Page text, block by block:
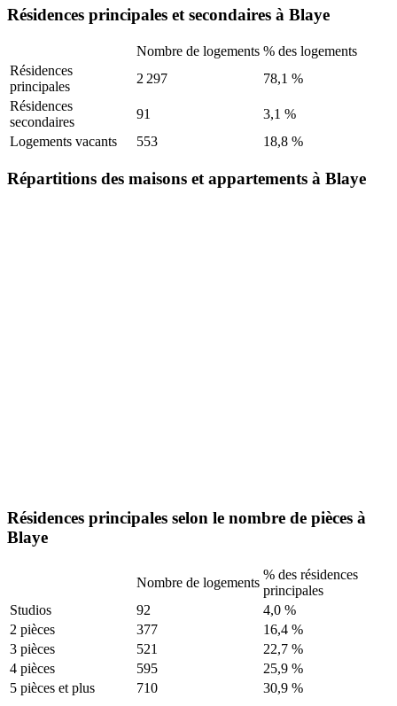
Résidences principales et secondaires à Blaye
Nombre de logements % des logements
Résidences
principales
2 297
78,1 %
Résidences
secondaires
91
3,1 %
Logements vacants
553 18,8 %
Répartitions des maisons et appartements à Blaye
Résidences principales selon le nombre de pièces à
Blaye
Nombre de logements
% des résidences
principales
Studios
92
4,0 %
2 pièces
377
16,4 %
3 pièces
521
22,7 %
4 pièces
595
25,9 %
5 pièces et plus
710 30,9 %